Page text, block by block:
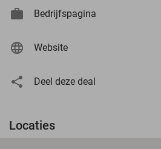
Bedrijfspagina
Website
Deel deze deal
Locaties